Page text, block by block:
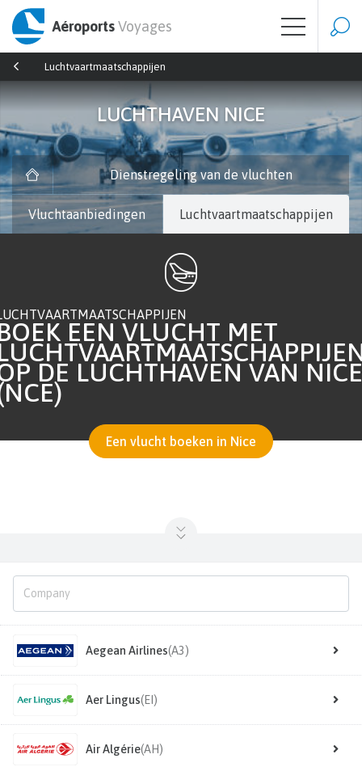
AéroportsVoyages
Luchtvaartmaatschappijen
LUCHTHAVEN NICE
Dienstregeling van de vluchten
Vluchtaanbiedingen Luchtvaartmaatschappijen
LUCHTVAARTMAATSCHAPPIJEN
EEN VLUCHT MET
DE LUCHTHAVEN VAN NICE
Een vlucht boeken in Nice
Aegean Airlines(A3)
Aer Lingus(EI)
Air Algérie(AH)